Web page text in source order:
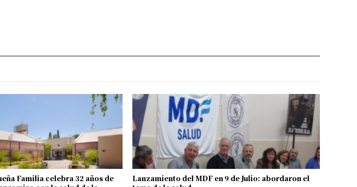
Familia celebra 32 años de
Lanzamiento del MDF en 9 de Julio: abordaron el